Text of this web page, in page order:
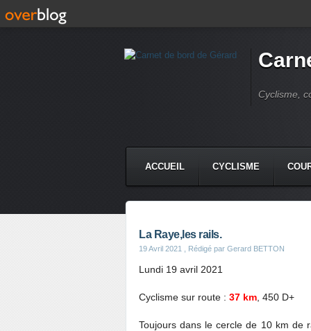
Cyclisme,
ACCUEIL CYCLISME
La Raye,les rails.
19 Avril 2021 , Rédigé par Gerard BETTON
Lundi 19 avril 2021
Cyclisme sur route : 37 km , 450 D+
Toujours dans le cercle de 10 km de